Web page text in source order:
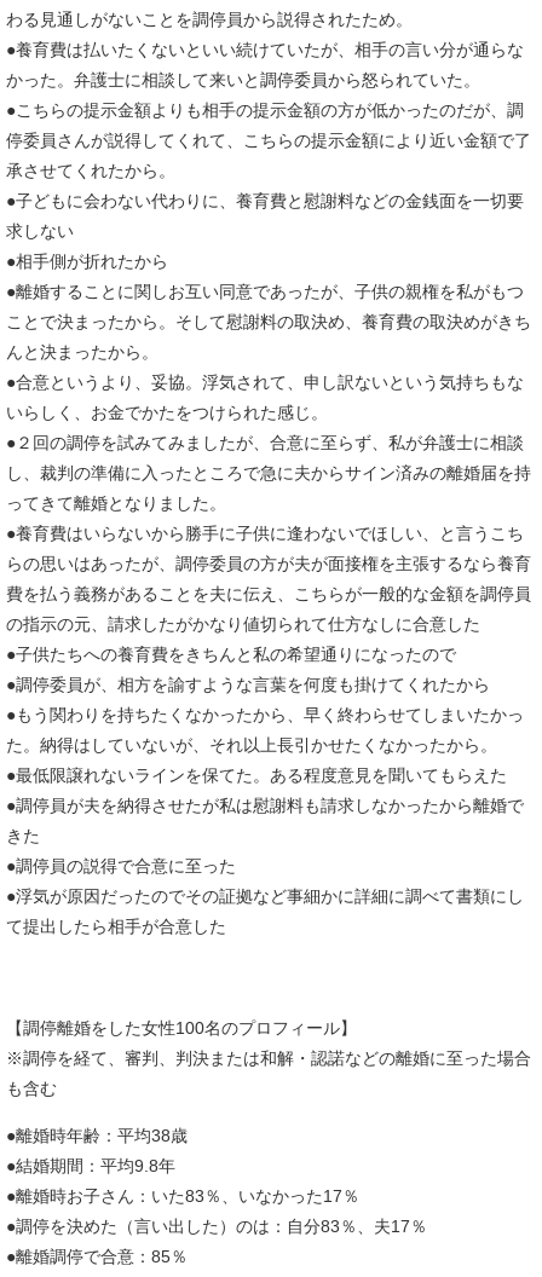
わる見通しがないことを調停員から説得されたため。
●養育費は払いたくないといい続けていたが、相手の言い分が通らな
かった。弁護士に相談して来いと調停委員から怒られていた。
●こちらの提示金額よりも相手の提示金額の方が低かったのだが、調
停委員さんが説得してくれて、こちらの提示金額により近い金額で了
承させてくれたから。
●子どもに会わない代わりに、養育費と慰謝料などの金銭面を一切要
求しない
●相手側が折れたから
●離婚することに関しお互い同意であったが、子供の親権を私がもつ
ことで決まったから。そして慰謝料の取決め、養育費の取決めがきち
んと決まったから。
●合意というより、妥協。浮気されて、申し訳ないという気持ちもな
いらしく、お金でかたをつけられた感じ。
●２回の調停を試みてみましたが、合意に至らず、私が弁護士に相談
し、裁判の準備に入ったところで急に夫からサイン済みの離婚届を持
ってきて離婚となりました。
●養育費はいらないから勝手に子供に逢わないでほしい、と言うこち
らの思いはあったが、調停委員の方が夫が面接権を主張するなら養育
費を払う義務があることを夫に伝え、こちらが一般的な金額を調停員
の指示の元、請求したがかなり値切られて仕方なしに合意した
●子供たちへの養育費をきちんと私の希望通りになったので
●調停委員が、相方を諭すような言葉を何度も掛けてくれたから
●もう関わりを持ちたくなかったから、早く終わらせてしまいたかっ
た。納得はしていないが、それ以上長引かせたくなかったから。
●最低限譲れないラインを保てた。ある程度意見を聞いてもらえた
●調停員が夫を納得させたが私は慰謝料も請求しなかったから離婚で
きた
●調停員の説得で合意に至った
●浮気が原因だったのでその証拠など事細かに詳細に調べて書類にし
て提出したら相手が合意した
【調停離婚をした女性100名のプロフィール】
※調停を経て、審判、判決または和解・認諾などの離婚に至った場合
も含む
●離婚時年齢：平均38歳
●結婚期間：平均9.8年
●離婚時お子さん：いた83％、いなかった17％
●調停を決めた（言い出した）のは：自分83％、夫17％
●離婚調停で合意：85％